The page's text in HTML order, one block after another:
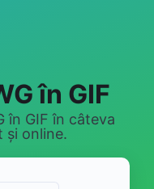
în GIF
în GIF în câteva
online.